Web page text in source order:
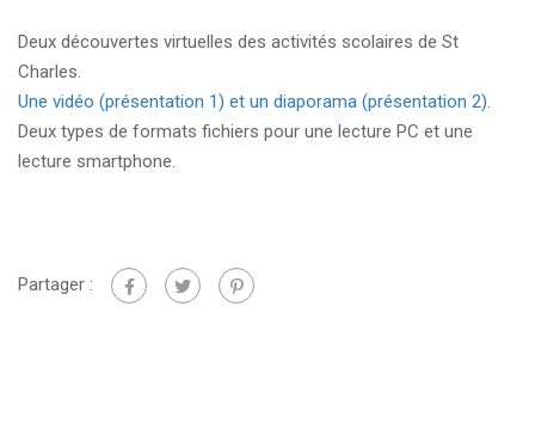
Deux découvertes virtuelles des activités scolaires de St
Charles.
Une vidéo (présentation 1) et un diaporama (présentation 2).
Deux types de formats fichiers pour une lecture PC et une
lecture smartphone.
Partager :